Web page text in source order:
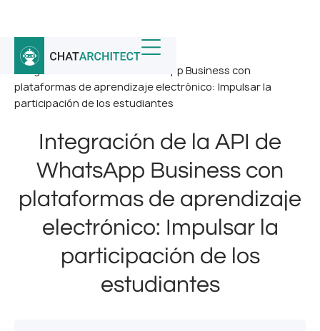
Inicio Noticias /
Integración de la API de WhatsApp Business con
plataformas de aprendizaje electrónico: Impulsar la
participación de los estudiantes
Integración de la API de
WhatsApp Business con
plataformas de aprendizaje
electrónico: Impulsar la
participación de los
estudiantes